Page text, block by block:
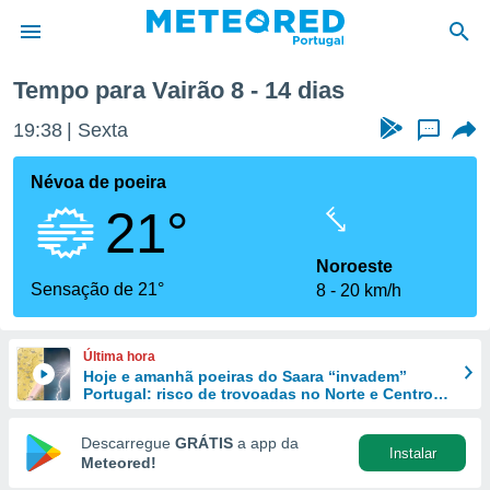
da
foi
fornecidas
a este
das
e
forma
digital
Tempo para Vairão 8 - 14 dias
19:38 Sexta ...
Névoa de poeira
21°
Sensação de 21°
Noroeste
8
20 km/h
Última hora
Hoje e amanhã poeiras do Saara “invadem”
Portugal: risco de trovoadas no Norte e Centro
Descarregue GRÁTIS a app da
Meteored!
Instalar